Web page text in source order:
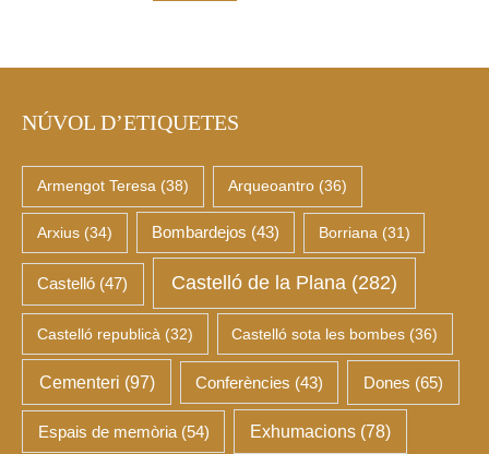
NÚVOL D’ETIQUETES
Armengot Teresa (38) Arqueoantro(36)
Arxius(34) Bombardejos (43) Borriana (31)
Castelló (47) Castelló de la Plana(282)
Castelló republicà (32) Castelló sota les bombes (36)
Cementeri (97) Conferències (43) Dones (65)
Espais de memòria(54) Exhumacions (78)